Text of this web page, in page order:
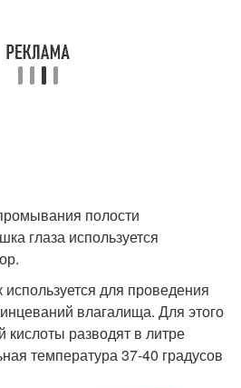
полости
глаза используется
для проведения
влагалища. Для этого
разводят в литре
температура 37-40 градусов